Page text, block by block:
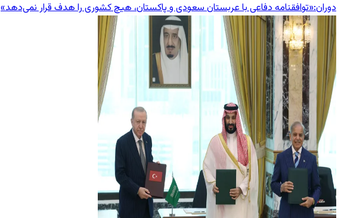
دوران:«توافقنامه دفاعی با عربستان سعودی و پاکستان، هیچ کشوری را هدف قرار نمی‌دهد»